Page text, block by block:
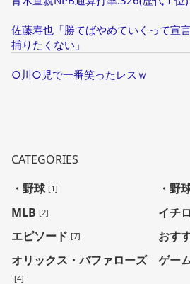
佐藤寿也「勝てばやめていくって宣
捕りたくない」
○川○児で一番笑ったレスｗ
CATEGORIES
・野球 [1] ・野
MLB [2] イチ
エピソード [7] おす
オリックス・バファローズ
[4]
ゲー